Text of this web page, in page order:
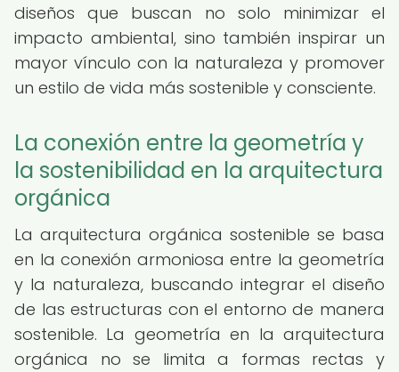
diseños que buscan no solo minimizar el
impacto ambiental, sino también inspirar un
mayor vínculo con la naturaleza y promover
un estilo de vida más sostenible y consciente.
La conexión entre la geometría y
la sostenibilidad en la arquitectura
orgánica
La arquitectura orgánica sostenible se basa
en la conexión armoniosa entre la geometría
y la naturaleza, buscando integrar el diseño
de las estructuras con el entorno de manera
sostenible. La geometría en la arquitectura
orgánica no se limita a formas rectas y